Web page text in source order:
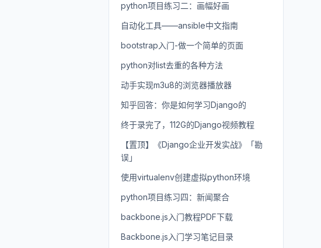
python项目练习二：画幅好画
自动化工具——ansible中文指南
bootstrap入门-做一个简单的页面
python对list去重的各种方法
动手实现m3u8的浏览器播放器
知乎回答：你是如何学习Django的
终于录完了，112G的Django视频教程
【置顶】《Django企业开发实战》「勘
误」
使用virtualenv创建虚拟python环境
python项目练习四：新闻聚合
backbone.js入门教程PDF下载
Backbone.js入门学习笔记目录